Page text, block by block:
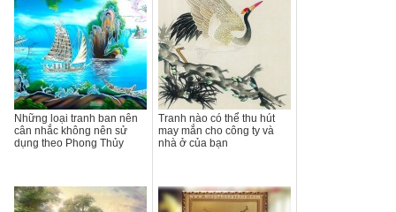
Những loại tranh ban nên
cân nhắc không nên sử
dụng theo Phong Thủy
Tranh nào có thể thu hút
may mắn cho công ty và
nhà ở của bạn